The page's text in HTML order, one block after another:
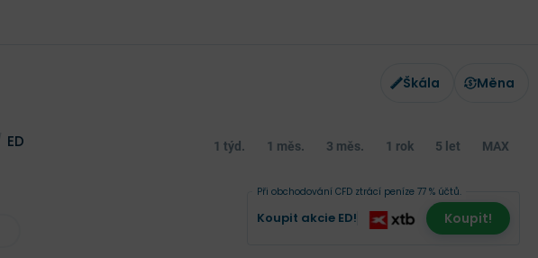
Škála Měna
ED 1 týd. 1 měs. 3 měs. 1 rok 5 let MAX
Koupit akcie ED!
Při obchodování CFD ztrácí peníze 77 % účtů.
Koupit!